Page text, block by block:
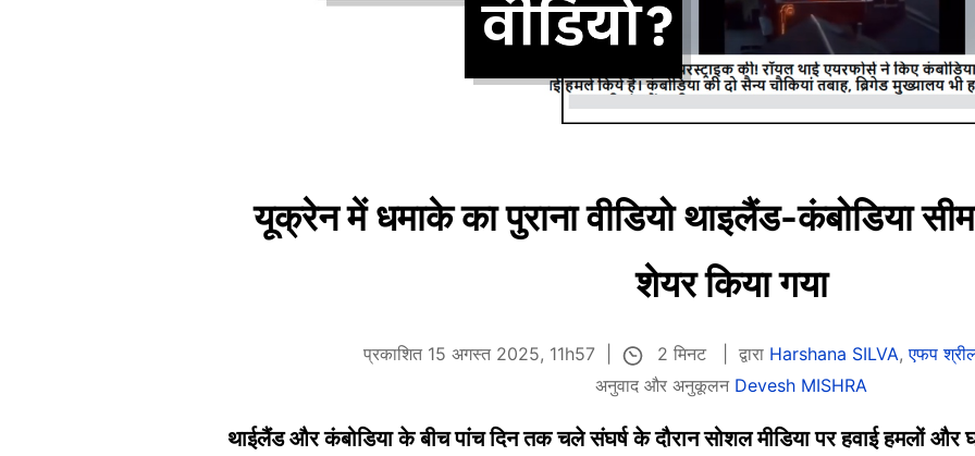
यूक्रेन में धमाके का पुराना वीडियो थाइलैंड-कंबोडिया
शेयर किया गया
प्रकाशित 15 अगस्त 2025, 11h57 2 मिनट द्वारा Harshana SILVA,एफप
अनुवाद और अनुकूलन Devesh MISHRA
थाईलैंड और कंबोडिया के बीच पांच दिन तक चले संघर्ष के दौरान सोशल मीडिया पर हवाई हमलों और